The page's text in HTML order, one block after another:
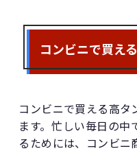
コンビニで買え
コンビニで買える高タ
ます。忙しい毎日の中
るためには、コンビニ